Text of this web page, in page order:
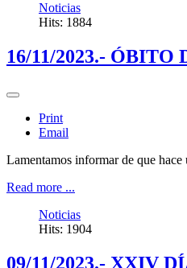
Noticias
Hits: 1884
16/11/2023.-
Print
Email
Lamentamos informar de que
Read more ...
Noticias
Hits: 1904
09/11/2023.- XXIV